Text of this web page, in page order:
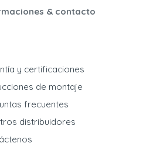
& contacto
y certificaciones
de montaje
frecuentes
distribuidores